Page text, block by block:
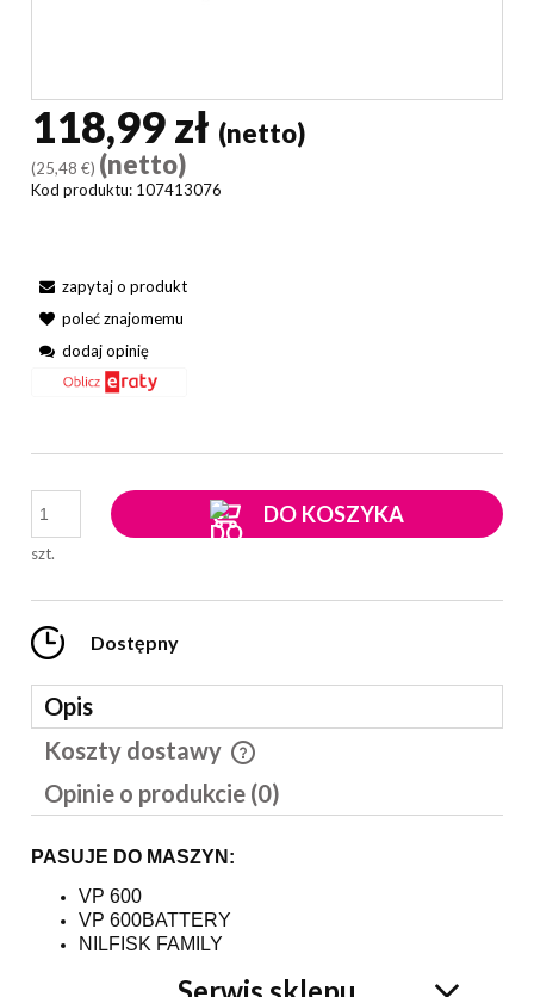
118,99 zł (netto)
(25,48 €) (netto)
Kod produktu: 107413076
zapytaj o produkt
poleć znajomemu
dodaj opinię
szt.
DO KOSZYKA
Dostępny
Opis
Koszty dostawy
Cena nie zawiera ewentualnych kosztów płatności
Opinie o produkcie (0)
PASUJE DO MASZYN:
VP 600
VP 600BATTERY
NILFISK FAMILY